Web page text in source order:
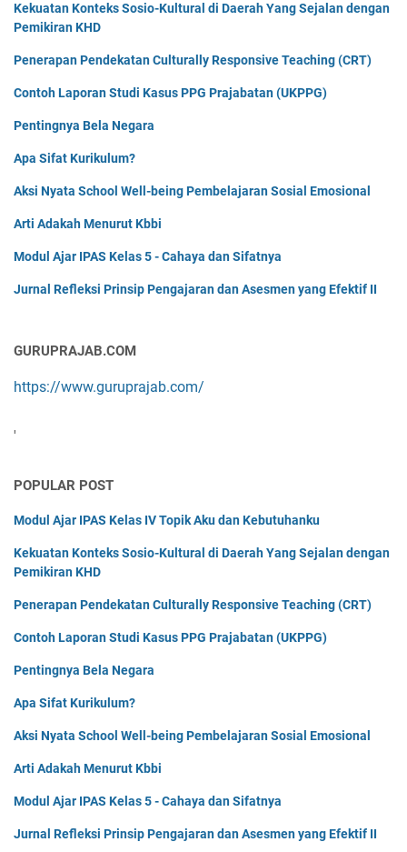
Kekuatan Konteks Sosio-Kultural di Daerah Yang Sejalan dengan
Pemikiran KHD
Penerapan Pendekatan Culturally Responsive Teaching (CRT)
Contoh Laporan Studi Kasus PPG Prajabatan (UKPPG)
Pentingnya Bela Negara
Apa Sifat Kurikulum?
Aksi Nyata School Well-being Pembelajaran Sosial Emosional
Arti Adakah Menurut Kbbi
Modul Ajar IPAS Kelas 5 - Cahaya dan Sifatnya
Jurnal Refleksi Prinsip Pengajaran dan Asesmen yang Efektif II
GURUPRAJAB.COM
https://www.guruprajab.com/
'
POPULAR POST
Modul Ajar IPAS Kelas IV Topik Aku dan Kebutuhanku
Kekuatan Konteks Sosio-Kultural di Daerah Yang Sejalan dengan
Pemikiran KHD
Penerapan Pendekatan Culturally Responsive Teaching (CRT)
Contoh Laporan Studi Kasus PPG Prajabatan (UKPPG)
Pentingnya Bela Negara
Apa Sifat Kurikulum?
Aksi Nyata School Well-being Pembelajaran Sosial Emosional
Arti Adakah Menurut Kbbi
Modul Ajar IPAS Kelas 5 - Cahaya dan Sifatnya
Jurnal Refleksi Prinsip Pengajaran dan Asesmen yang Efektif II